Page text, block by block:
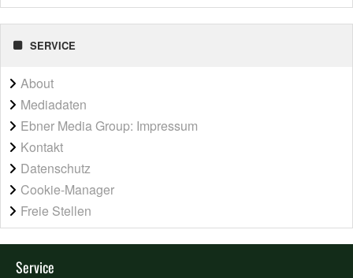
SERVICE
About
Mediadaten
Ebner Media Group: Impressum
Kontakt
Datenschutz
Cookie-Manager
Freie Stellen
Service